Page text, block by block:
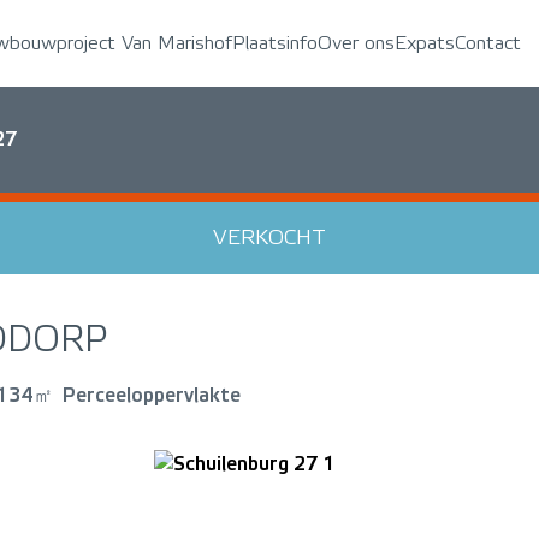
Van Marishof Plaatsinfo Over onsExpatsContact
VERKOCHT
㎡ Perceeloppervlakte